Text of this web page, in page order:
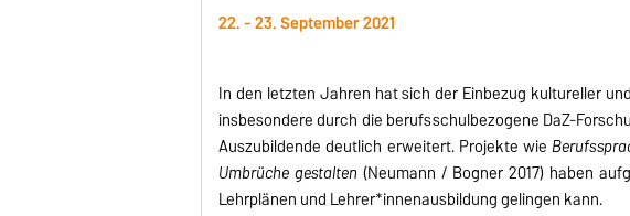
22. - 23. September 2021
In den letzten Jahren hat sich der Einbezug kultureller
insbesondere durch die berufsschulbezogene DaZ-
Auszubildende deutlich erweitert. Projekte wie
Umbrüche gestalten (Neumann / Bogner 2017) haben
Lehrplänen und Lehrer*innenausbildung gelingen kann.